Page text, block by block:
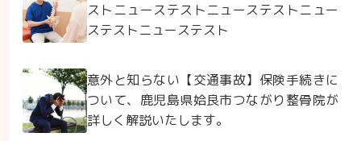
ストニューステストニューステストニュー
ステストニューステスト
意外と知らない【交通事故】保険手続きに
ついて、鹿児島県姶良市つながり整骨院が
詳しく解説いたします。